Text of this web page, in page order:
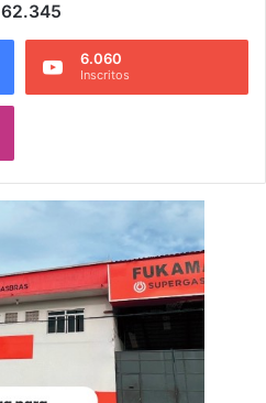
62.345
6.060
Inscritos